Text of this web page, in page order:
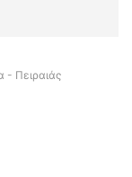
- Πειραιάς